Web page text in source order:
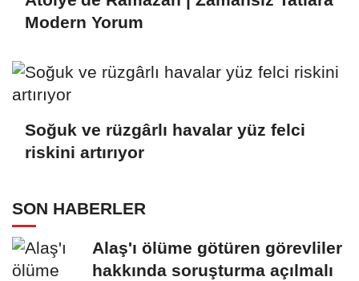
Modern Yorum
Soğuk ve rüzgârlı havalar yüz felci
riskini artırıyor
SON HABERLER
Alaş'ı ölüme götüren görevliler
hakkında soruşturma açılmalı